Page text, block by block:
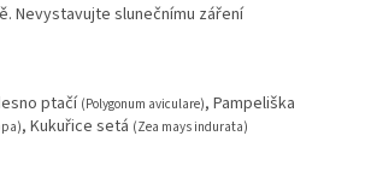
Nevystavujte slunečnímu záření
ptačí(Polygonum aviculare), Pampeliška
, Kukuřice setá (Zea mays indurata)